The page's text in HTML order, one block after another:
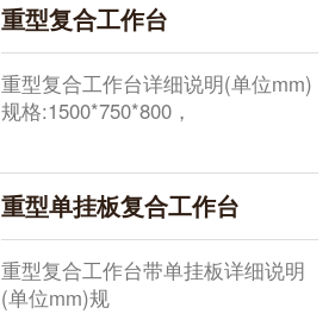
重型复合工作台
重型复合工作台详细说明(单位mm)​
规格:1500*750*800，
货供应其他规格需要定做桌面:总厚
50mm由2mm绿色耐磨胶片+48mm
高密度板+黑色pvc胶条机压成型框
架:C型，
重型单挂板复合工作台
重型复合工作台带单挂板详细说明
(单位mm)​规